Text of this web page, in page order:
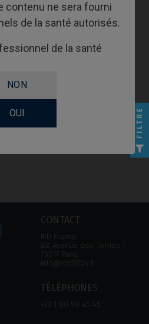
contenu ne sera fourni
de la santé autorisés.
de la santé
NON
OUI
CONTACT
IPD France
88 Avenue des Ternes ‑
75017 Paris
info@ipd2004.fr
TÉLÉPHONES
+33 1 80 90 45 45
FILTRE